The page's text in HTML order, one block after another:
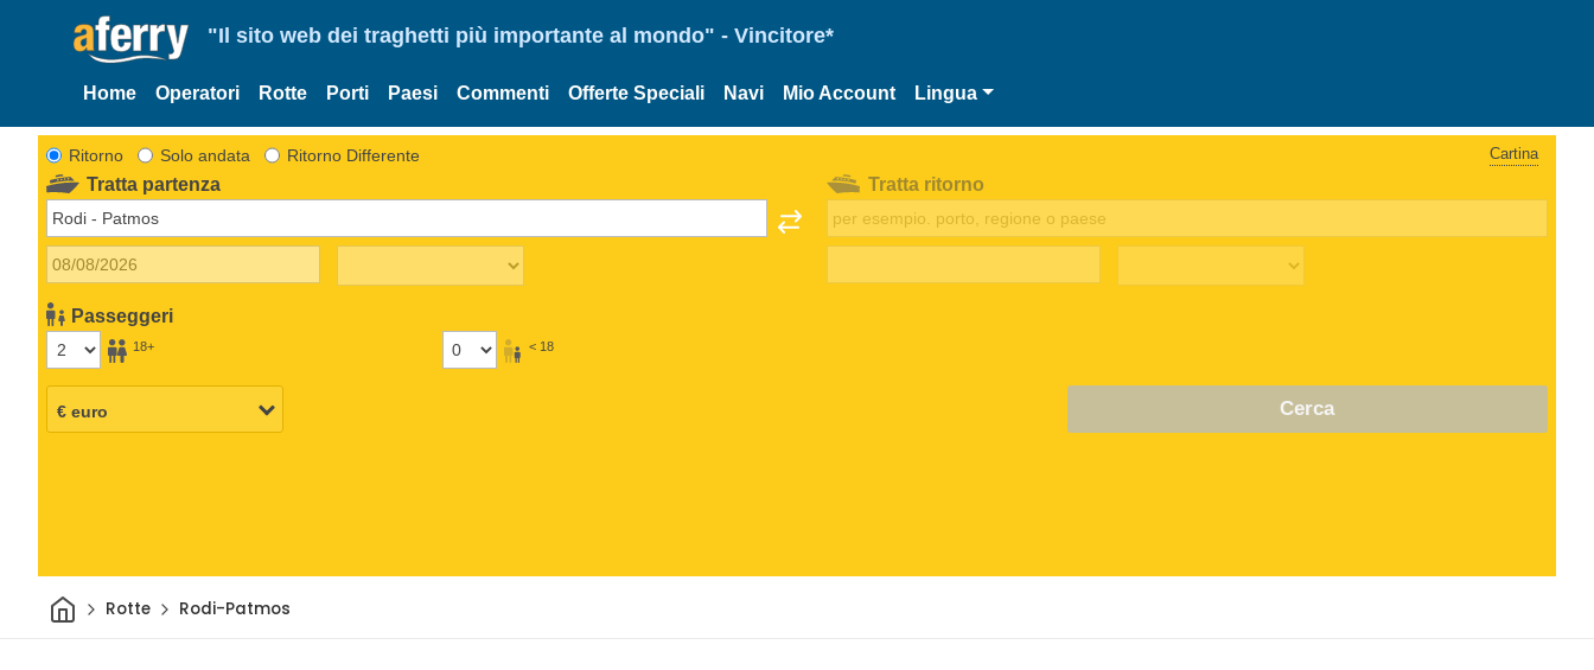
"Il sito web dei traghetti più importante al mondo" - Vincitore*
Home Operatori Rotte Porti Paesi Commenti Offerte Speciali Navi Mio Account Lingua
Ritorno Solo andata Ritorno Differente Cartina
Tratta partenza
Passeggeri
18+ < 18
Tratta ritorno
Cerca
CasaRotte Rodi-Patmos